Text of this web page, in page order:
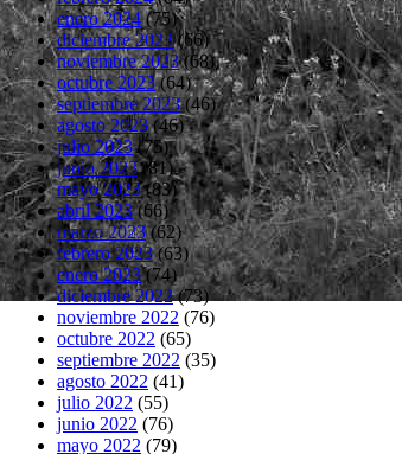
enero 2024(75)
diciembre 2023(66)
noviembre 2023(68)
octubre 2023(64)
septiembre 2023(46)
agosto 2023(46)
julio 2023(75)
junio 2023(81)
mayo 2023(83)
abril 2023(66)
marzo 2023(62)
febrero 2023(63)
enero 2023(74)
diciembre 2022(73)
noviembre 2022 (76)
octubre 2022 (65)
septiembre 2022 (35)
agosto 2022 (41)
julio 2022 (55)
junio 2022 (76)
mayo 2022 (79)